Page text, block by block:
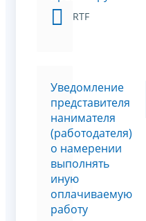
RTF
Уведомление
представителя
нанимателя
(работодателя)
о намерении
выполнять
иную
оплачиваемую
работу